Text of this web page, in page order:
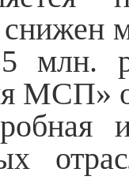
млн.
МСП»